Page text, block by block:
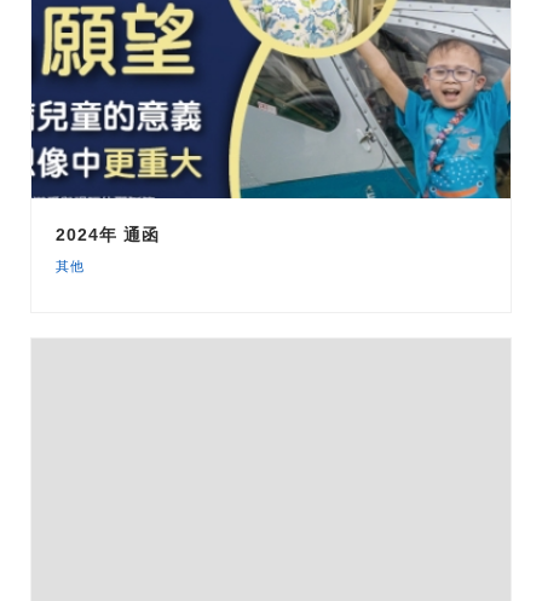
2024年 通函
其他